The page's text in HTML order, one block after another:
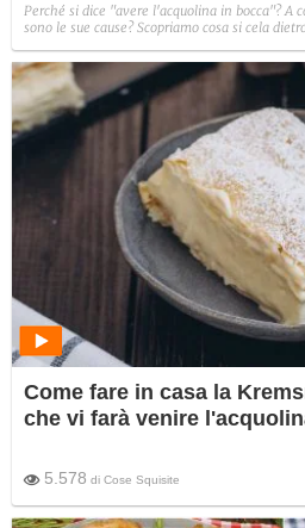
Perché si dice "avere l'acquolina in bocca"? A
sono le sue cause? Scopriamo cosa si cela
Come fare in casa la
che vi farà venire
5.578 di Cose Squisite